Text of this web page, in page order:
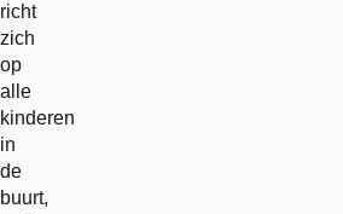
richt
zich
op
alle
kinderen
in
de
buurt,